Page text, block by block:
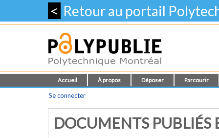
< Retour au portail
Accueil À propos Déposer Parcourir
Se connecter
DOCUMENTS PUBLIÉS